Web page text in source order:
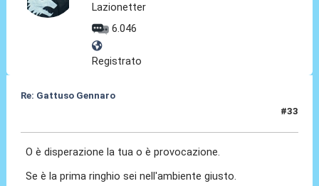
Lazionetter
6.046
Registrato
Re: Gattuso Gennaro
#33
O è disperazione la tua o è provocazione.
Se è la prima ringhio sei nell'ambiente giusto.